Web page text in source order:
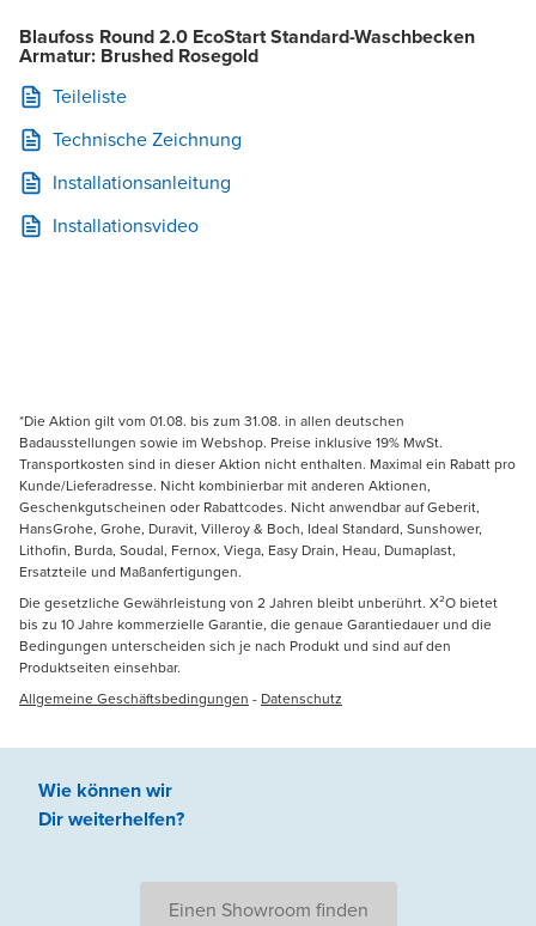
Blaufoss Round 2.0 EcoStart Standard-Waschbecken
Armatur: Brushed Rosegold
Teileliste
Technische Zeichnung
Installationsanleitung
Installationsvideo
*Die Aktion gilt vom 01.08. bis zum 31.08. in allen deutschen
Badausstellungen sowie im Webshop. Preise inklusive 19% MwSt.
Transportkosten sind in dieser Aktion nicht enthalten. Maximal ein Rabatt pro
Kunde/Lieferadresse. Nicht kombinierbar mit anderen Aktionen,
Geschenkgutscheinen oder Rabattcodes. Nicht anwendbar auf Geberit,
HansGrohe, Grohe, Duravit, Villeroy & Boch, Ideal Standard, Sunshower,
Lithofin, Burda, Soudal, Fernox, Viega, Easy Drain, Heau, Dumaplast,
Ersatzteile und Maßanfertigungen.
Die gesetzliche Gewährleistung von 2 Jahren bleibt unberührt. X²O bietet
bis zu 10 Jahre kommerzielle Garantie, die genaue Garantiedauer und die
Bedingungen unterscheiden sich je nach Produkt und sind auf den
Produktseiten einsehbar.
Allgemeine Geschäftsbedingungen - Datenschutz
Wie können wir
Dir weiterhelfen?
Einen Showroom finden